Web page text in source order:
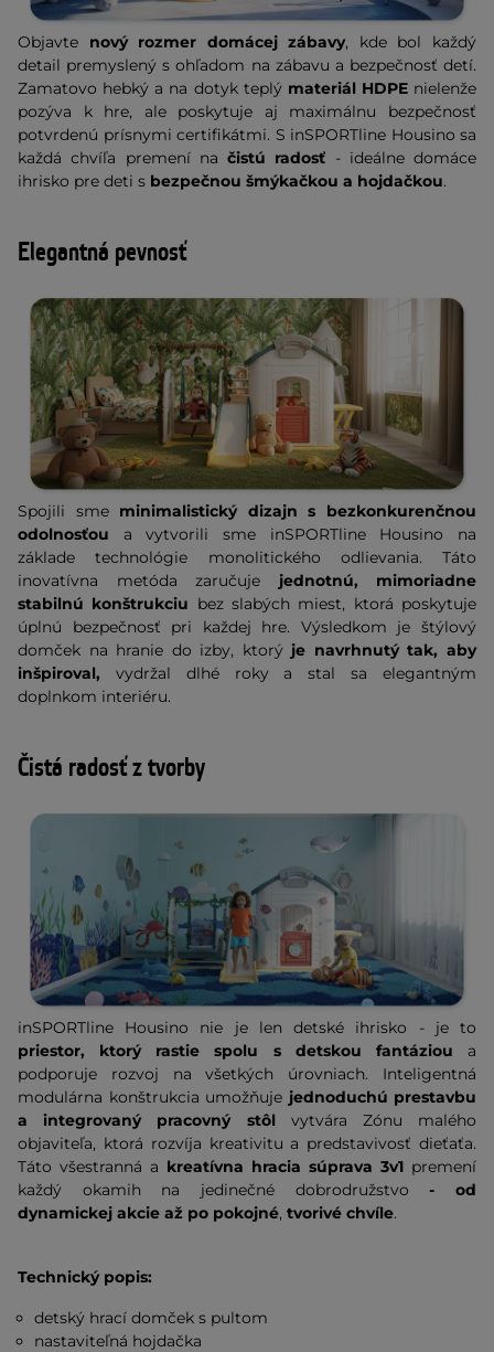
Objavte nový rozmer domácej zábavy, kde bol každý
detail premyslený s ohľadom na zábavu a bezpečnosť detí.
Zamatovo hebký a na dotyk teplý materiál HDPEnielenže
pozýva k hre, ale poskytuje aj maximálnu bezpečnosť
potvrdenú prísnymi certifikátmi. S inSPORTline Housino sa
každá chvíľa premení na čistú radosť - ideálne domáce
ihrisko pre deti s bezpečnou šmýkačkou a hojdačkou.
Elegantná pevnosť
Spojili sme minimalistický dizajn s bezkonkurenčnou
odolnosťou a vytvorili sme inSPORTline Housino na
základe technológie monolitického odlievania. Táto
inovatívna metóda zaručuje jednotnú, mimoriadne
stabilnú konštrukciu bez slabých miest, ktorá poskytuje
úplnú bezpečnosť pri každej hre. Výsledkom je štýlový
domček na hranie do izby, ktorýje navrhnutý tak, aby
inšpiroval, vydržal dlhé roky a stal sa elegantným
doplnkom interiéru.
Čistá radosť z tvorby
inSPORTline Housino nie je len detské ihrisko - je to
priestor, ktorý rastie spolu s detskou fantáziou a
podporuje rozvoj na všetkých úrovniach. Inteligentná
modulárna konštrukcia umožňuje jednoduchú prestavbu
a integrovaný pracovný stôlvytvára Zónu malého
objaviteľa, ktorá rozvíja kreativitu a predstavivosť dieťaťa.
Táto všestranná a kreatívna hracia súprava 3v1 premení
každý okamih na jedinečné dobrodružstvo- od
dynamickej akcie až po pokojné, tvorivé chvíle.
Technický popis:
detský hrací domček s pultom
nastaviteľná hojdačka